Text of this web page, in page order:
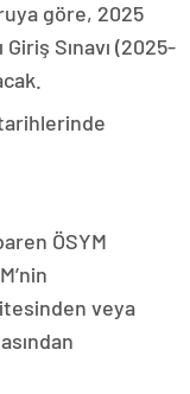
göre, 2025
Sınavı (2025-
ÖSYM
veya